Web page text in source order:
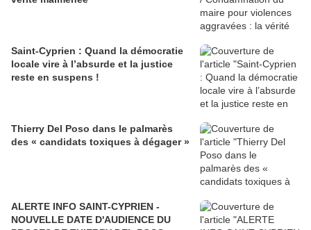
Saint-Cyprien : Quand la démocratie
locale vire à l’absurde et la justice
reste en suspens !
Thierry Del Poso dans le palmarès
des « candidats toxiques à dégager »
ALERTE INFO SAINT-CYPRIEN -
NOUVELLE DATE D'AUDIENCE DU